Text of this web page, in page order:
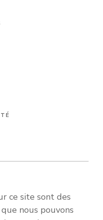
ce site sont des
nous pouvons